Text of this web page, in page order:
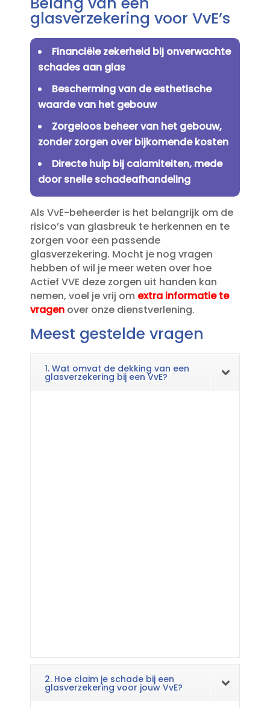
glasverzekering voor VvE’s
Financiële zekerheid bij onverwachte
schades aan glas
Bescherming van de esthetische
waarde van het gebouw
Zorgeloos beheer van het gebouw,
zonder zorgen over bijkomende kosten
Directe hulp bij calamiteiten, mede
door snelle schadeafhandeling
Als VvE-beheerder is het belangrijk om de
risico’s van glasbreuk te herkennen en te
zorgen voor een passende
glasverzekering.​ Mocht je nog vragen
hebben of wil je meer weten over hoe
Actief VVE deze zorgen uit handen kan
nemen, voel je vrij om extra informatie te
vragenover onze dienstverlening.​
Meest gestelde vragen
1. Wat omvat de dekking van een
glasverzekering bij een VvE?
2. Hoe claim je schade bij een
glasverzekering voor jouw VvE?